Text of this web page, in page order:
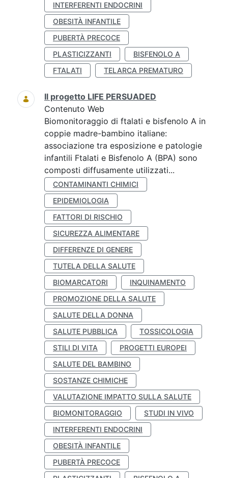
INTERFERENTI ENDOCRINI
OBESITÀ INFANTILE
PUBERTÀ PRECOCE
PLASTICIZZANTI
BISFENOLO A
FTALATI
TELARCA PREMATURO
Il progetto LIFE PERSUADED
Contenuto Web
Biomonitoraggio di ftalati e bisfenolo A in
coppie madre-bambino italiane:
associazione tra esposizione e patologie
infantili Ftalati e Bisfenolo A (BPA) sono
composti diffusamente utilizzati...
CONTAMINANTI CHIMICI
EPIDEMIOLOGIA
FATTORI DI RISCHIO
SICUREZZA ALIMENTARE
DIFFERENZE DI GENERE
TUTELA DELLA SALUTE
BIOMARCATORI
INQUINAMENTO
PROMOZIONE DELLA SALUTE
SALUTE DELLA DONNA
SALUTE PUBBLICA
TOSSICOLOGIA
STILI DI VITA
PROGETTI EUROPEI
SALUTE DEL BAMBINO
SOSTANZE CHIMICHE
VALUTAZIONE IMPATTO SULLA SALUTE
BIOMONITORAGGIO
STUDI IN VIVO
INTERFERENTI ENDOCRINI
OBESITÀ INFANTILE
PUBERTÀ PRECOCE